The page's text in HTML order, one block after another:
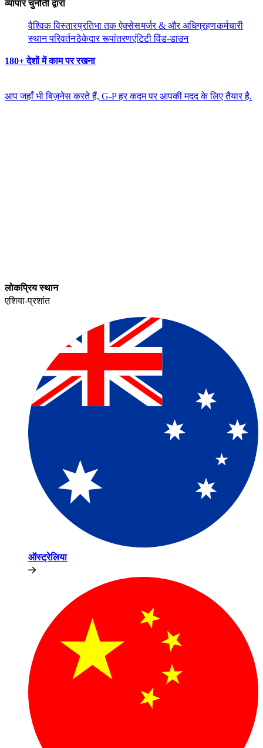
व्यापार चुनौती द्वारा​​
वैश्विक विस्तार​​प्रतिभा तक ऐक्सेस​​मर्जर & और अधिग्रहण​​कर्मचारी
स्थान परिवर्तन​​ठेकेदार रूपांतरण​​एंटिटी विंड-डाउन​​
180+ देशों में काम पर रखना​​
आप जहाँ भी बिज़नेस करते हैं, G-P हर कदम पर आपकी मदद के लिए तैयार है.​​
लोकप्रिय स्थान​​
एशिया-प्रशांत​​
ऑस्ट्रेलिया​​